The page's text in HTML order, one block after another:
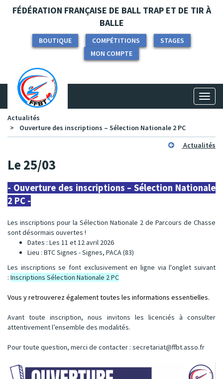
Panneau de gestion des cookies
FÉDÉRATION FRANÇAISE DE BALL TRAP ET DE TIR À
BALLE
BOUTIQUE COMPÉTITIONS
STAGES
MON COMPTE
Actualités
Ouverture des inscriptions – Sélection Nationale 2 PC
Actualités
Le 25/03
- Ouverture des inscriptions – Sélection Nationale
2 PC -
Les inscriptions pour la Sélection Nationale 2 de Parcours de Chasse
sont désormais ouvertes !
Dates : Les 11 et 12 avril 2026
Lieu : BTC Signes - Signes, PACA (83)
Les inscriptions se font exclusivement en ligne via l'onglet suivant
: Inscriptions Sélection Nationale 2 PC
Vous y retrouverez également toutes les informations essentielles.
Avant toute inscription, nous invitons les licenciés à consulter
attentivement l’ensemble des modalités.
Pour toute question, merci de contacter : secretariat@ffbt.asso.fr